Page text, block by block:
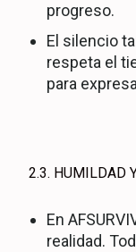
progreso.
El silencio
respeta el
para
2.3. HUMILDAD
En
realidad.